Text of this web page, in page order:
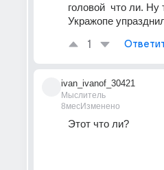
головой  что ли.
Укражопе
1
ivan_ivanof_30421
Мыслитель
8месИзменено
Этот что ли?